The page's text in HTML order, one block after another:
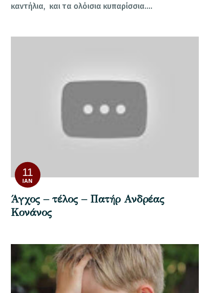
καντήλια, και τα ολόισια κυπαρίσσια.…
11
ΙΑΝ
Άγχος – τέλος – Πατήρ Ανδρέας
Κονάνος